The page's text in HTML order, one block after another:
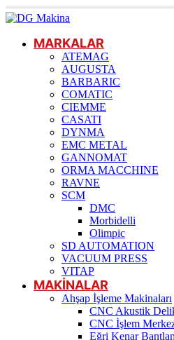
MARKALAR
ATEMAG
AUGUSTA
BARBARIC
COMATIC
CIEMME
CASATI
DYNMA
EMC METAL
GANNOMAT
ORMA MACCHINE
RAVNE
SCM
DMC
Morbidelli
Olimpic
SD AUTOMATION
VACUUM PRESS
VITAP
MAKİNALAR
Ahşap İşleme Makinaları
CNC Akustik
CNC İşlem
Eğri Kenar